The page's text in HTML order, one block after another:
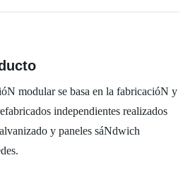
modular se basa en la fabricacióN y
independientes realizados
y paneles sáNdwich